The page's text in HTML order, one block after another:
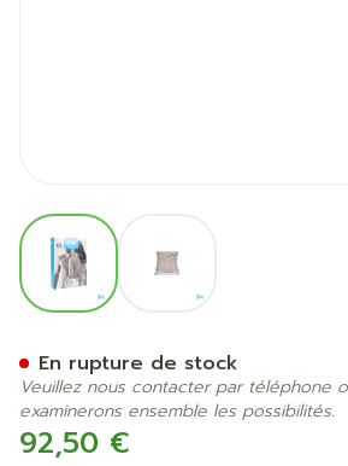
View larger image
92,50 €
En rupture de stock
Veuillez nous contacter par téléphone
examinerons ensemble les possibilités.